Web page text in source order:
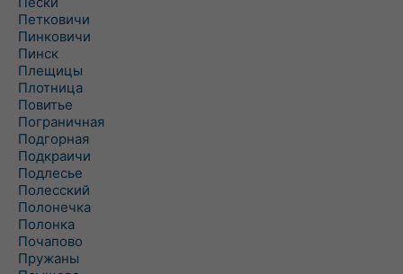
Петковичи
Пинковичи
Пинск
Плещицы
Плотница
Повитье
Пограничная
Подгорная
Подкраичи
Подлесье
Полесский
Полонечка
Полонка
Почапово
Пружаны